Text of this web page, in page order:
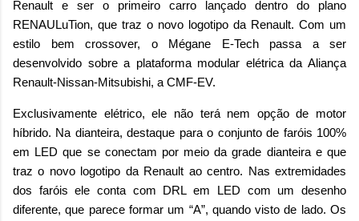
Renault e ser o primeiro carro lançado dentro do plano
RENAULuTion, que traz o novo logotipo da Renault. Com um
estilo bem crossover, o Mégane E-Tech passa a ser
desenvolvido sobre a plataforma modular elétrica da Aliança
Renault-Nissan-Mitsubishi, a CMF-EV.
Exclusivamente elétrico, ele não terá nem opção de motor
híbrido. Na dianteira, destaque para o conjunto de faróis 100%
em LED que se conectam por meio da grade dianteira e que
traz o novo logotipo da Renault ao centro. Nas extremidades
dos faróis ele conta com DRL em LED com um desenho
diferente, que parece formar um “A”, quando visto de lado. Os